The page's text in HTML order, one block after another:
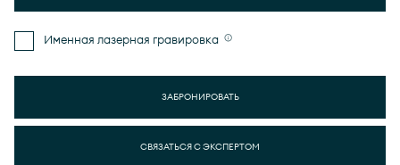
Именная лазерная гравировка
ЗАБРОНИРОВАТЬ
СВЯЗАТЬСЯ С ЭКСПЕРТОМ